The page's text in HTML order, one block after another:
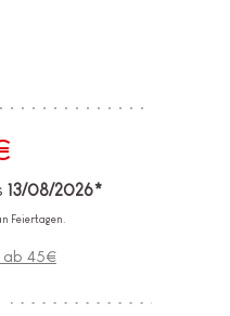
13/08/2026*
Feiertagen.
ab 45€